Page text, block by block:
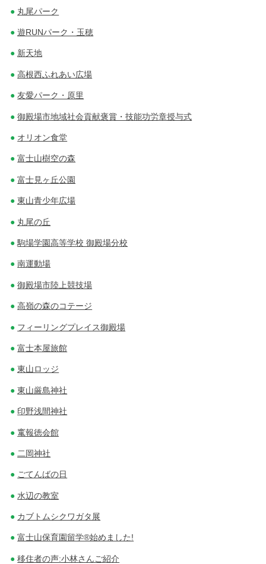
丸尾パーク
遊RUNパーク・玉穂
新天地
高根西ふれあい広場
友愛パーク・原里
御殿場市地域社会貢献褒賞・技能功労章授与式
オリオン食堂
富士山樹空の森
富士見ヶ丘公園
東山青少年広場
丸尾の丘
駒場学園高等学校 御殿場分校
南運動場
御殿場市陸上競技場
高嶺の森のコテージ
フィーリングプレイス御殿場
富士本屋旅館
東山ロッジ
東山厳島神社
印野浅間神社
竃報徳会館
二岡神社
ごてんばの日
水辺の教室
カブトムシクワガタ展
富士山保育園留学®始めました!
移住者の声:小林さんご紹介